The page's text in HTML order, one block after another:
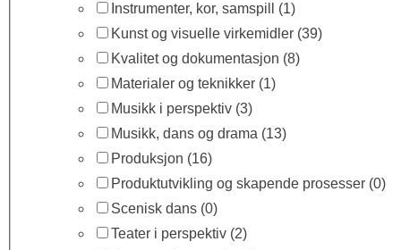
Instrumenter, kor, samspill
(1)
Kunst og visuelle virkemidler (39)
Kvalitet og dokumentasjon (8)
Materialer og teknikker (1)
Musikk i perspektiv (3)
Musikk, dans og drama (13)
Produksjon (16)
Produktutvikling og skapende prosesser (0)
Scenisk dans (0)
Teater i perspektiv (2)